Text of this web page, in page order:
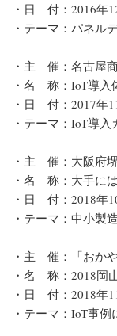
・日 付：2016年
・テーマ：パネル
・主 催：名古屋
・名 称：IoT導入
・日 付：2017年
・テーマ：IoT導入
・主 催：大阪府
・名 称：大手に
・日 付：2018年
・テーマ：中小製
・主 催：「おか
・名 称：2018岡
・日 付：2018年
・テーマ：IoT事